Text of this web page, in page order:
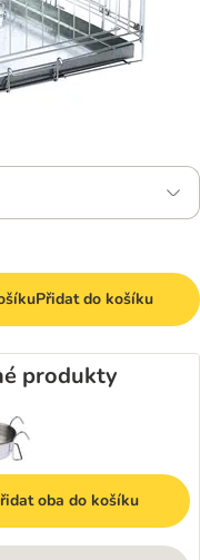
Přidat do košíku
produkty
oba do košíku